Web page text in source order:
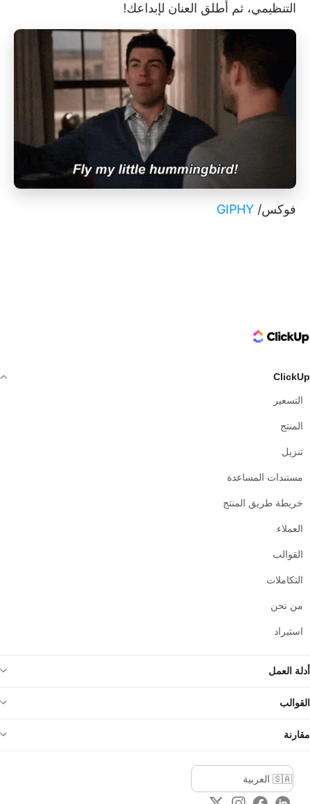
التنظيمي، ثم أطلق العنان لإبداعك!
فوكس/ GIPHY
ClickUp Logo
ClickUp
التسعير
المنتج
تنزيل
مستندات المساعدة
خريطة طريق المنتج
العملاء
القوالب
التكاملات
من نحن
استيراد
أدلة العمل
القوالب
مقارنة